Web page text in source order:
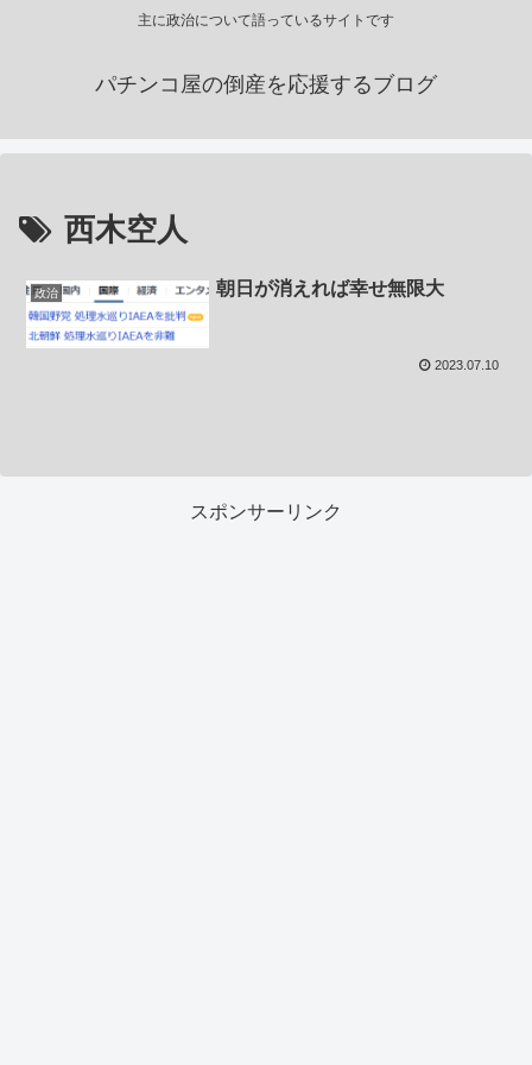
主に政治について語っているサイトです
パチンコ屋の倒産を応援するブログ
西木空人
政治 朝日が消えれば幸せ無限大
2023.07.10
スポンサーリンク